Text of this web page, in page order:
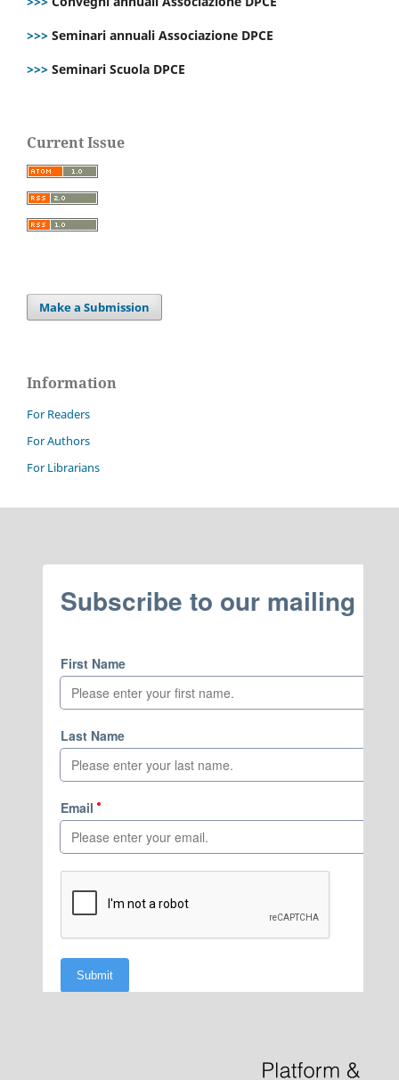
>>> Seminari annuali Associazione DPCE
>>> Seminari Scuola DPCE
Current Issue
Make a Submission
Information
For Readers
For Authors
For Librarians